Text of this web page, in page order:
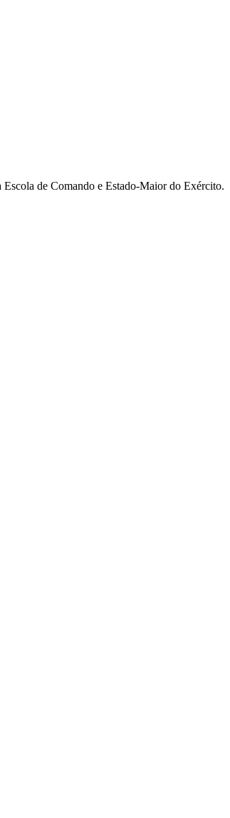
de Comando e Estado-Maior do Exército.